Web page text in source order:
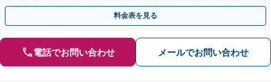
事務所へ、今の不安をそのままお聞かせください。
料金表を見る
電話でお問い合わせ メールでお問い合わせ